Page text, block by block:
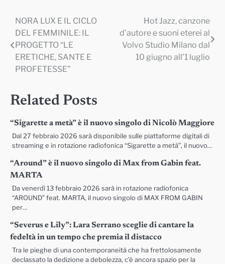
Navigazione
articoli
NORA LUX E IL CICLO
DEL FEMMINILE: IL
PROGETTO “LE
ERETICHE, SANTE E
PROFETESSE”
Hot Jazz, canzone
d’autore e suoni eterei al
Volvo Studio Milano dal
10 giugno all’1 luglio
Related Posts
“Sigarette a metà” è il nuovo singolo di Nicolò Maggiore
Dal 27 febbraio 2026 sarà disponibile sulle piattaforme digitali di
streaming e in rotazione radiofonica “Sigarette a metà”, il nuovo…
“Around” è il nuovo singolo di Max from Gabin feat.
MARTA
Da venerdì 13 febbraio 2026 sarà in rotazione radiofonica
“AROUND” feat. MARTA, il nuovo singolo di MAX FROM GABIN
per…
“Severus e Lily”: Lara Serrano sceglie di cantare la
fedeltà in un tempo che premia il distacco
Tra le pieghe di una contemporaneità che ha frettolosamente
declassato la dedizione a debolezza, c’è ancora spazio per la